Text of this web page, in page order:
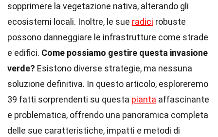
sopprimere la vegetazione nativa, alterando gli
ecosistemi locali. Inoltre, le sue radici robuste
possono danneggiare le infrastrutture come strade
e edifici. Come possiamo gestire questa invasione
verde? Esistono diverse strategie, ma nessuna
soluzione definitiva. In questo articolo, esploreremo
39 fatti sorprendenti su questa pianta affascinante
e problematica, offrendo una panoramica completa
delle sue caratteristiche, impatti e metodi di